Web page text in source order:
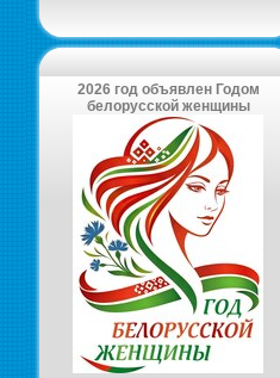
2026 год объявлен Годом
белорусской женщины